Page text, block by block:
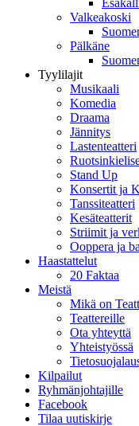
Valkeakoski
Pälkäne
Tyylilajit
Musikaali
Komedia
Draama
Jännitys
Lastenteatteri
Stand Up
Konsertit ja
Tanssiteatteri
Kesäteatterit
Striimit ja
Ooppera ja
Haastattelut
20 Faktaa
Meistä
Mikä on
Teattereille
Ota yhteyttä
Yhteistyössä
Kilpailut
Ryhmänjohtajille
Facebook
Tilaa uutiskirje